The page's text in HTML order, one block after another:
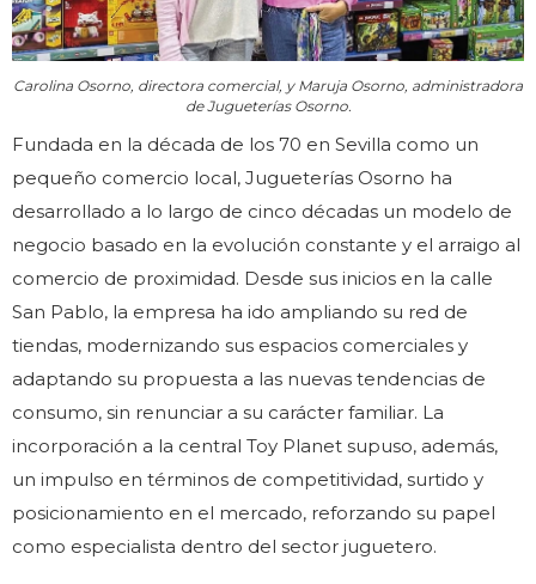
Carolina Osorno, directora comercial, y Maruja Osorno, administradora
de Jugueterías Osorno.
Fundada en la década de los 70 en Sevilla como un
pequeño comercio local, Jugueterías Osorno ha
desarrollado a lo largo de cinco décadas un modelo de
negocio basado en la evolución constante y el arraigo al
comercio de proximidad. Desde sus inicios en la calle
San Pablo, la empresa ha ido ampliando su red de
tiendas, modernizando sus espacios comerciales y
adaptando su propuesta a las nuevas tendencias de
consumo, sin renunciar a su carácter familiar. La
incorporación a la central Toy Planet supuso, además,
un impulso en términos de competitividad, surtido y
posicionamiento en el mercado, reforzando su papel
como especialista dentro del sector juguetero.